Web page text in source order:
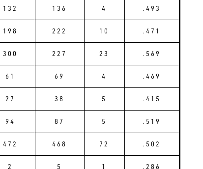
132 136 4 .493
198 222 10 .471
300 227 23 .569
61 69 4 .469
27 38 5 .415
94 87 5 .519
472 468 72 .502
2 5 1 .286